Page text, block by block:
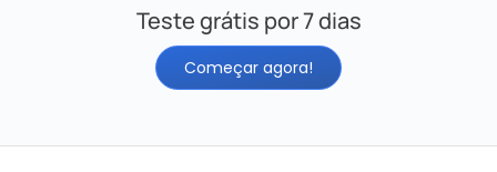
Teste grátis por 7 dias
Começar agora!